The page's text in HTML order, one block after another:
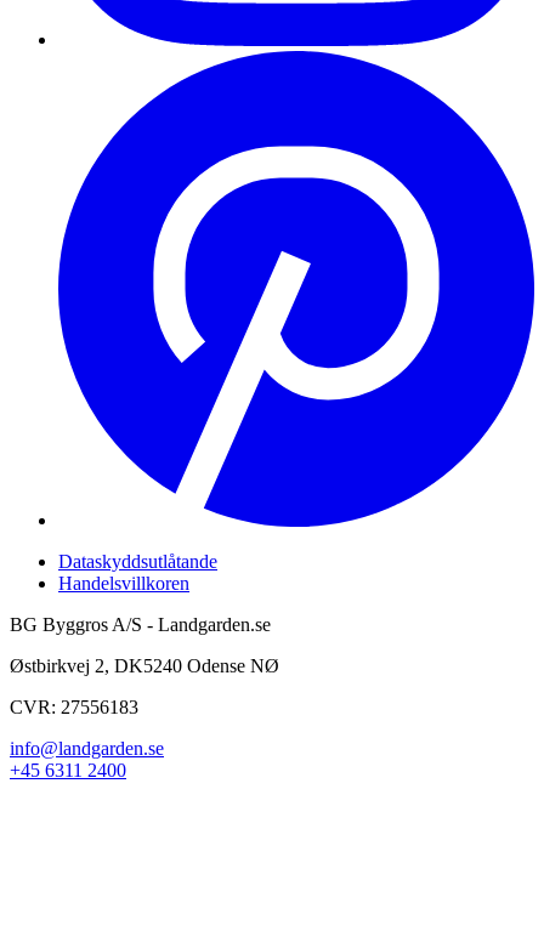
Dataskyddsutlåtande
Handelsvillkoren
BG Byggros A/S - Landgarden.se
Østbirkvej 2, DK5240 Odense NØ
CVR: 27556183
info@landgarden.se
+45 6311 2400